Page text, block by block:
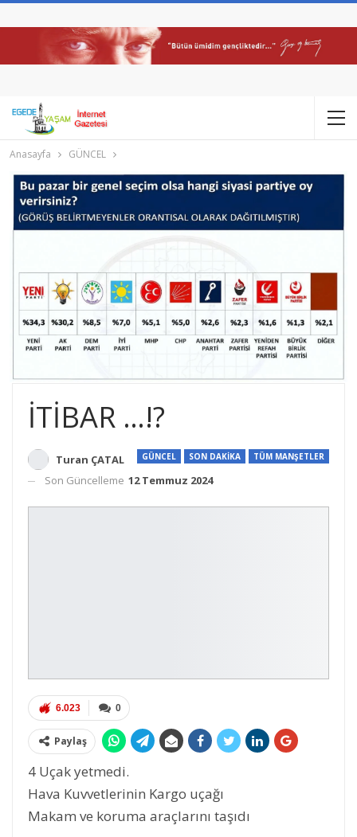
Anasayfa GÜNCEL
İTİBAR …!?
GÜNCEL SON DAKİKA TÜM MANŞETLER
Turan ÇATAL
Son Güncelleme 12 Temmuz 2024
0
6.023
Paylaş
4 Uçak yetmedi.
Hava Kuvvetlerinin Kargo uçağı
Makam ve koruma araçlarını taşıdı